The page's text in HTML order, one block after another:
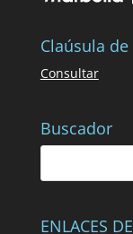
Claúsula
Consultar
Buscador
ENLACES